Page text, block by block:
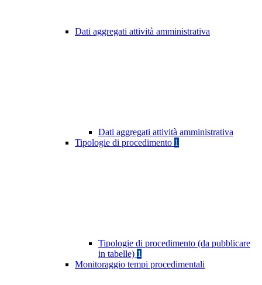
Dati aggregati attività amministrativa
Dati aggregati attività amministrativa
Tipologie di procedimento 1
Tipologie di procedimento (da pubblicare
in tabelle) 1
Monitoraggio tempi procedimentali